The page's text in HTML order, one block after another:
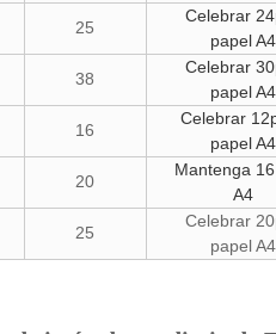
25
Celebrar
papel A4
38
Celebrar
papel A4
16
Celebrar
papel A4
20
Mantenga
A4
25
Celebrar
papel A4